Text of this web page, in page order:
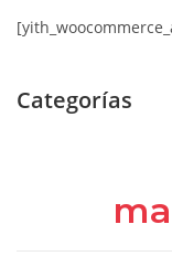
Categorías